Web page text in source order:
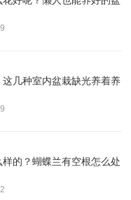
几种室内盆栽缺光养着养
的？蝴蝶兰有空根怎么处